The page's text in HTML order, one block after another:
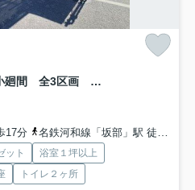
知多郡阿久比町大字宮津字小廻間 全3区画 E-12区画
17分
名鉄河和線「坂部」駅 徒歩18分
ット
浴室１坪以上
トイレ２ヶ所